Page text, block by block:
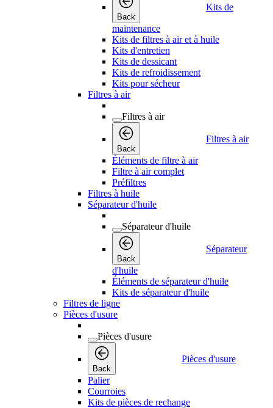
Back
Kits de
maintenance
Kits de filtres à air et à huile
Kits d'entretien
Kits de dessicant
Kits de refroidissement
Kits pour sécheur
Filtres à air
Filtres à air
Back
Filtres à air
Éléments de filtre à air
Filtre à air complet
Préfiltres
Filtres à huile
Séparateur d'huile
Séparateur d'huile
Back
Séparateur
d'huile
Éléments de séparateur d'huile
Kits de séparateur d'huile
Filtres de ligne
Pièces d'usure
Pièces d'usure
Back
Pièces d'usure
Palier
Courroies
Kits de pièces de rechange